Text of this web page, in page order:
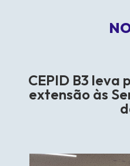
CEPID B3 leva
extensão às